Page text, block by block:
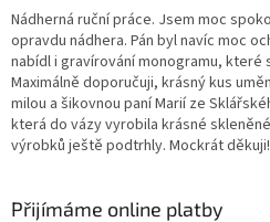
Nádherná ruční práce. Jsem moc
opravdu nádhera. Pán byl navíc moc
nabídl i gravírování monogramu,
Maximálně doporučuji, krásný kus
milou a šikovnou paní Marií ze
která do vázy vyrobila krásné
výrobků ještě podtrhly. Mockrát děkuji!
Přijímáme online platby